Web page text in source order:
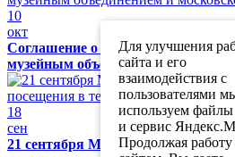
10
окт
Соглашение о сотрудничестве
музейным объединением и
18
сен
21 сентября Музей обороны Тулы
Для улучшения
сайта и его
взаимодействия с
пользователями
используем
и сервис
Продолжая работу